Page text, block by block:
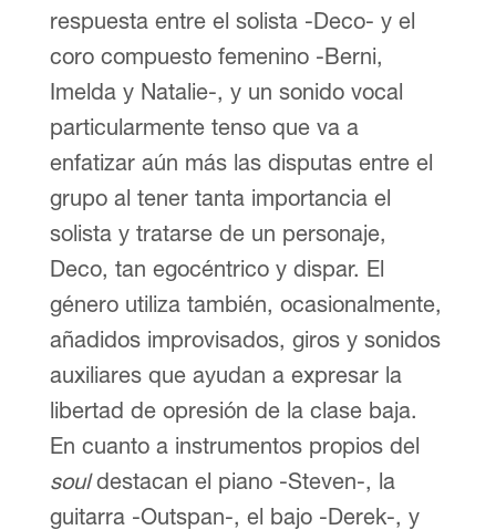
respuesta entre el solista -Deco- y el
coro compuesto femenino -Berni,
Imelda y Natalie-, y un sonido vocal
particularmente tenso que va a
enfatizar aún más las disputas entre el
grupo al tener tanta importancia el
solista y tratarse de un personaje,
Deco, tan egocéntrico y dispar. El
género utiliza también, ocasionalmente,
añadidos improvisados, giros y sonidos
auxiliares que ayudan a expresar la
libertad de opresión de la clase baja.
En cuanto a instrumentos propios del
souldestacan el piano -Steven-, la
guitarra -Outspan-, el bajo -Derek-, y